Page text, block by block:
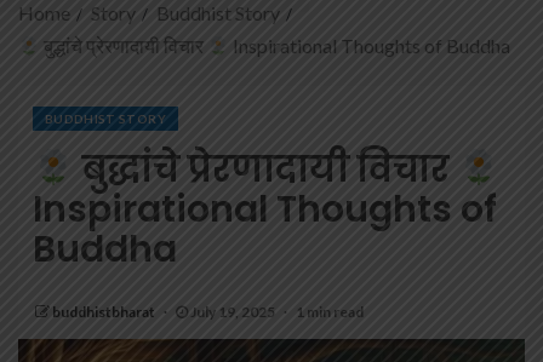
Home Story
Buddhist Story
बुद्धांचे प्रेरणादायी विचार
Inspirational Thoughts of Buddha
BUDDHIST STORY
बुद्धांचे प्रेरणादायी विचार
Inspirational Thoughts of
Buddha
buddhistbharat July 19, 2025 1 min read